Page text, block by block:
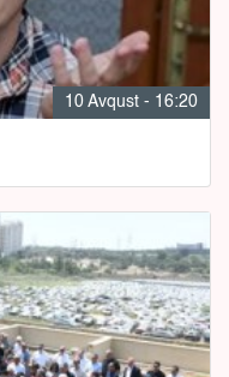
10 Avqust - 16:20